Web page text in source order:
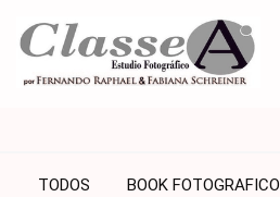
TODOS BOOK FOTOGRAFICO